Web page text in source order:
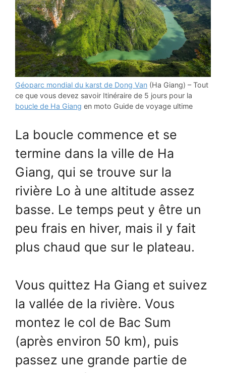
Géoparc mondial du karst de Dong Van (Ha Giang) – Tout
ce que vous devez savoir Itinéraire de 5 jours pour la
boucle de Ha Giang en moto Guide de voyage ultime
La boucle commence et se
termine dans la ville de Ha
Giang, qui se trouve sur la
rivière Lo à une altitude assez
basse. Le temps peut y être un
peu frais en hiver, mais il y fait
plus chaud que sur le plateau.
Vous quittez Ha Giang et suivez
la vallée de la rivière. Vous
montez le col de Bac Sum
(après environ 50 km), puis
passez une grande partie de